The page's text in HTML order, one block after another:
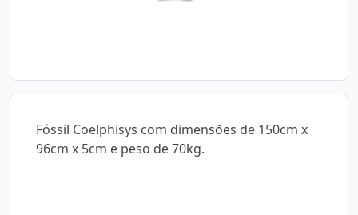
Fóssil Coelphisys com dimensões de 150cm x
96cm x 5cm e peso de 70kg.